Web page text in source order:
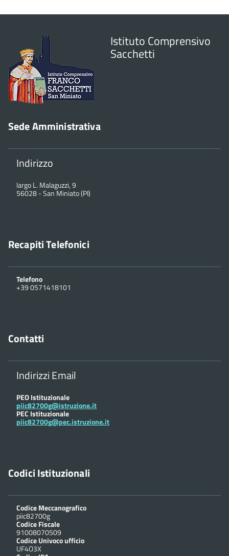
Istituto Comprensivo
Sacchetti
Sede Amministrativa
Indirizzo
largo L. Malaguzzi, 9
56028-San Miniato (PI)
Recapiti Telefonici
Telefono
+39 0571418101
Contatti
Indirizzi Email
PEO Istituzionale
piic82700g@istruzione.it
PEC Istituzionale
piic82700g@pec.istruzione.it
Codici Istituzionali
Codice Meccanografico
piic82700g
Codice Fiscale
91008070509
Codice Univoco ufficio
UF4O3X